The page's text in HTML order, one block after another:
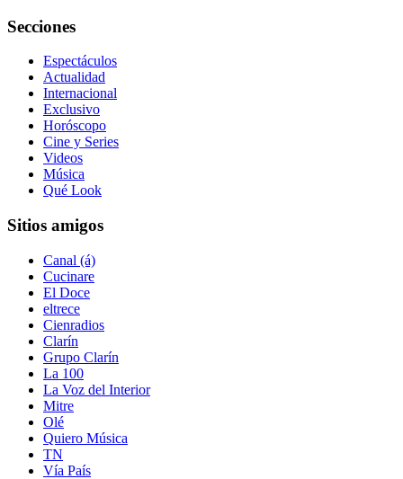
Secciones
Espectáculos
Actualidad
Internacional
Exclusivo
Horóscopo
Cine y Series
Videos
Música
Qué Look
Sitios amigos
Canal (á)
Cucinare
El Doce
eltrece
Cienradios
Clarín
Grupo Clarín
La 100
La Voz del Interior
Mitre
Olé
Quiero Música
TN
Vía País